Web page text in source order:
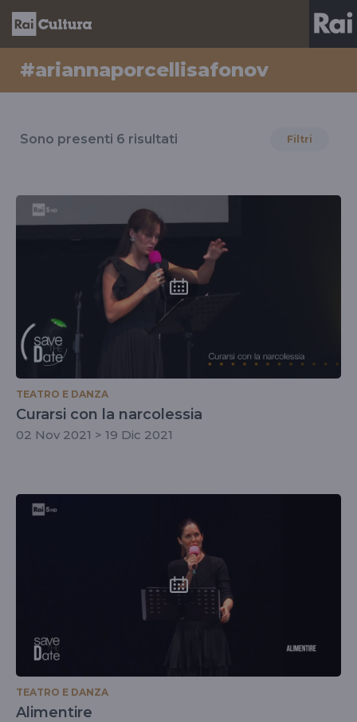
#ariannaporcellisafonov
il
#ariannaporcellisafonov
Sono presenti 6 risultati Filtri
TEATRO E DANZA
Curarsi con la narcolessia
02 Nov 2021 > 19 Dic 2021
TEATRO E DANZA
Alimentire